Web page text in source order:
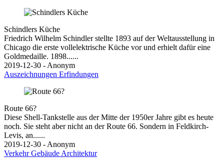
Schindlers Küche
Friedrich Wilhelm Schindler stellte 1893 auf der Weltausstellung in
Chicago die erste vollelektrische Küche vor und erhielt dafür eine
Goldmedaille. 1898......
2019-12-30 - Anonym
Auszeichnungen Erfindungen
Route 66?
Diese Shell-Tankstelle aus der Mitte der 1950er Jahre gibt es heute
noch. Sie steht aber nicht an der Route 66. Sondern in Feldkirch-
Levis, an......
2019-12-30 - Anonym
VerkehrGebäude Architektur